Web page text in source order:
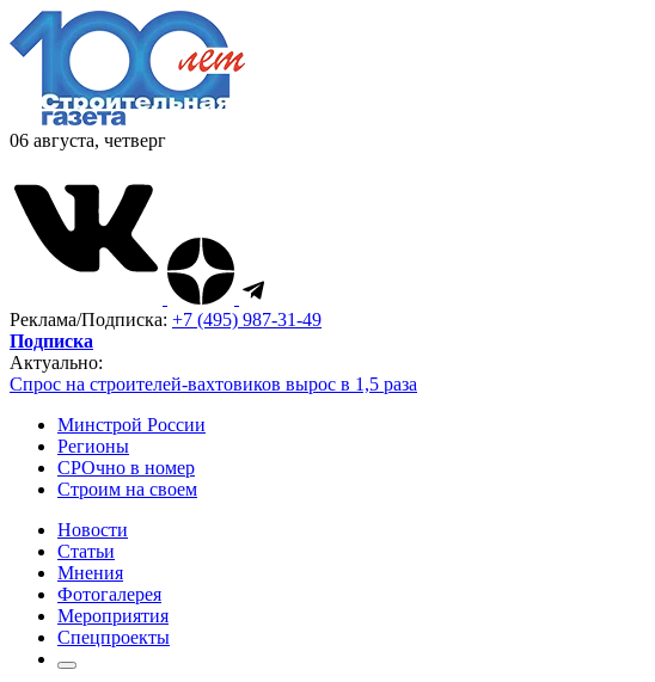
06 августа, четверг
Реклама/Подписка: +7 (495) 987-31-49
Подписка
Актуально:
Спрос на строителей-вахтовиков вырос в 1,5 раза
Минстрой России
Регионы
СРОчно в номер
Строим на своем
Новости
Статьи
Мнения
Фотогалерея
Мероприятия
Спецпроекты